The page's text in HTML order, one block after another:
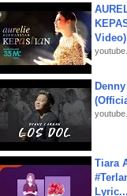
Video)
Tiara
Lyric...